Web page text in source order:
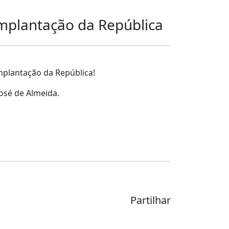
da República
da República!
de Almeida.
Partilhar